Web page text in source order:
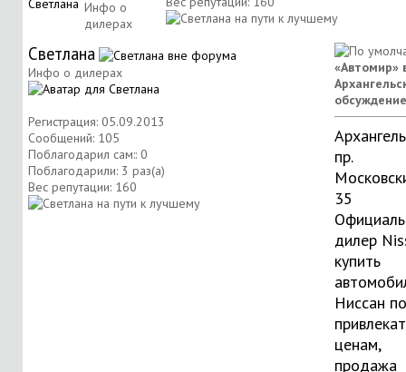
Инфо о
дилерах
Светлана
Инфо о дилерах
Регистрация: 05.09.2013
Сообщений: 105
Поблагодарил сам:: 0
Поблагодарили: 3 раз(а)
Вес репутации: 160
«Автомир»
обсуждение
пр.
35
дилер
купить
Ниссан по
ценам,
продажа